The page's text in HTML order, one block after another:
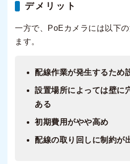
デメリット
一方で、PoEカメラには以下
ます。
配線作業が発生するため
設置場所によっては壁に
ある
初期費用がやや高め
配線の取り回しに制約が